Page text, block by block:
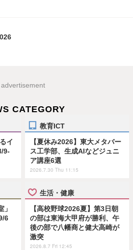
advertisement
CATEGORY
イ
9-
教育ICT
【夏休み2026】東大メタバー
ス工学部、生成AIなどジュニ
ア講座6選
2026.7.30 Thu 11:15
」
6
生活・健康
【高校野球2026夏】第3日朝
の部は東海大甲府が勝利、午
後の部で八幡商と健大高崎が
激突
2026.8.7 Fri 12:45